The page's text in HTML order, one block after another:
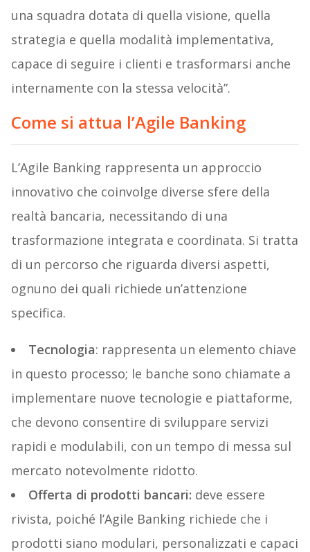
una squadra dotata di quella visione, quella
strategia e quella modalità implementativa,
capace di seguire i clienti e trasformarsi anche
internamente con la stessa velocità”.
Come si attua l’Agile Banking
L’Agile Banking rappresenta un approccio
innovativo che coinvolge diverse sfere della
realtà bancaria, necessitando di una
trasformazione integrata e coordinata. Si tratta
di un percorso che riguarda diversi aspetti,
ognuno dei quali richiede un’attenzione
specifica.
Tecnologia: rappresenta un elemento chiave
in questo processo; le banche sono chiamate a
implementare nuove tecnologie e piattaforme,
che devono consentire di sviluppare servizi
rapidi e modulabili, con un tempo di messa sul
mercato notevolmente ridotto.
Offerta di prodotti bancari: deve essere
rivista, poiché l’Agile Banking richiede che i
prodotti siano modulari, personalizzati e capaci